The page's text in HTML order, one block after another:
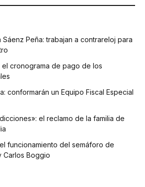
Sáenz Peña: trabajan a contrareloj para
el cronograma de pago de los
conformarán un Equipo Fiscal Especial
el reclamo de la familia de
funcionamiento del semáforo de
Carlos Boggio